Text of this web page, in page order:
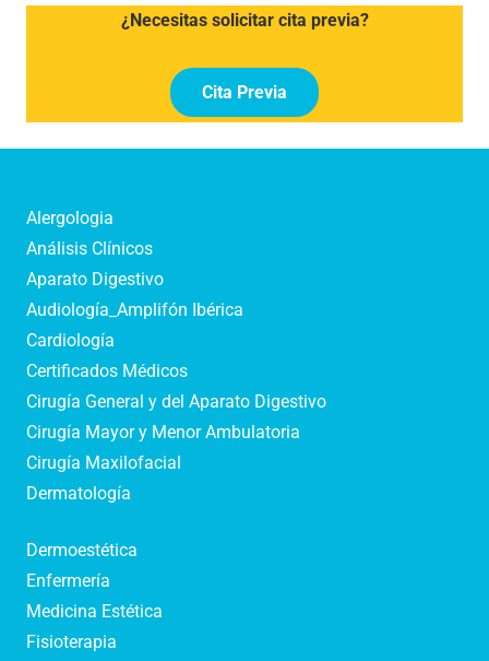
¿Necesitas solicitar cita previa?
Cita Previa
Alergologia
Análisis Clínicos
Aparato Digestivo
Audiología_Amplifón Ibérica
Cardiología
Certificados Médicos
Cirugía General y del Aparato Digestivo
Cirugía Mayor y Menor Ambulatoria
Cirugía Maxilofacial
Dermatología
Dermoestética
Enfermería
Medicina Estética
Fisioterapia